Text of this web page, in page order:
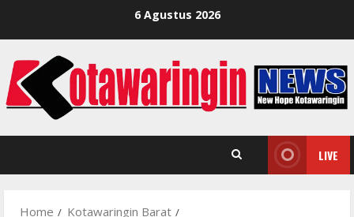
6 Agustus 2026
LIVE
Home
Kotawaringin Barat